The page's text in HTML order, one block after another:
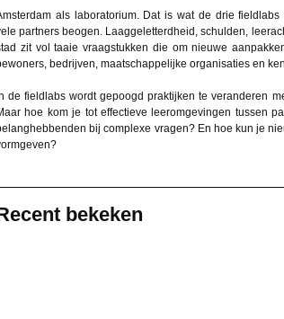
als laboratorium. Dat is wat de drie
partners beogen. Laaggeletterdheid, schulden,
zit vol taaie vraagstukken die om nieuwe
bedrijven, maatschappelijke organisaties en
de fieldlabs wordt gepoogd praktijken te veranderen
hoe kom je tot effectieve leeromgevingen tussen
bij complexe vragen? En hoe kun je
bekeken